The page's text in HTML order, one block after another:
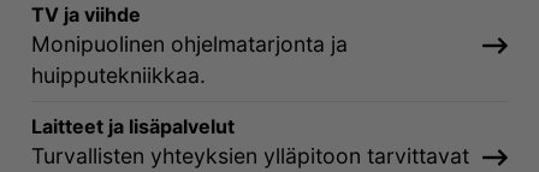
TV ja viihde
Monipuolinen ohjelmatarjonta ja
huipputekniikkaa.
Laitteet ja lisäpalvelut
Turvallisten yhteyksien ylläpitoon tarvittavat